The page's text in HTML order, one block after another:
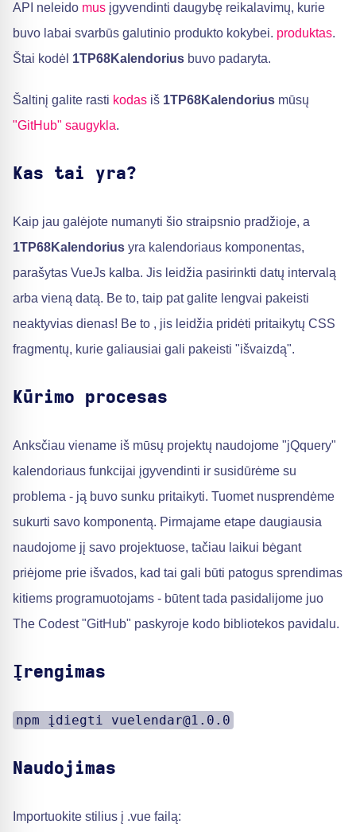
API neleido mus įgyvendinti daugybę reikalavimų, kurie
buvo labai svarbūs galutinio produkto kokybei. produktas.
Štai kodėl 1TP68Kalendorius buvo padaryta.
Šaltinį galite rasti kodas iš 1TP68Kalendorius mūsų
"GitHub" saugykla.
Kas tai yra?
Kaip jau galėjote numanyti šio straipsnio pradžioje, a
1TP68Kalendorius yra kalendoriaus komponentas,
parašytas VueJs kalba. Jis leidžia pasirinkti datų intervalą
arba vieną datą. Be to, taip pat galite lengvai pakeisti
neaktyvias dienas! Be to , jis leidžia pridėti pritaikytų CSS
fragmentų, kurie galiausiai gali pakeisti "išvaizdą".
Kūrimo procesas
Anksčiau viename iš mūsų projektų naudojome "jQquery"
kalendoriaus funkcijai įgyvendinti ir susidūrėme su
problema - ją buvo sunku pritaikyti. Tuomet nusprendėme
sukurti savo komponentą. Pirmajame etape daugiausia
naudojome jį savo projektuose, tačiau laikui bėgant
priėjome prie išvados, kad tai gali būti patogus sprendimas
kitiems programuotojams - būtent tada pasidalijome juo
The Codest "GitHub" paskyroje kodo bibliotekos pavidalu.
Įrengimas
npm įdiegti vuelendar@1.0.0
Naudojimas
Importuokite stilius į .vue failą: